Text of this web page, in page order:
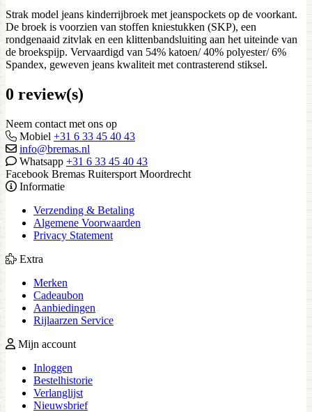
Strak model jeans kinderrijbroek met jeanspockets op de voorkant.
De broek is voorzien van stoffen kniestukken (SKP), een
rondgenaaid zitvlak en een klittenbandsluiting aan het uiteinde van
de broekspijp. Vervaardigd van 54% katoen/ 40% polyester/ 6%
Spandex, geweven jeans kwaliteit met contrasterend stiksel.
0 review(s)
Neem contact met ons op
Mobiel +31 6 33 45 40 43
info@bremas.nl
Whatsapp +31 6 33 45 40 43
Facebook Bremas Ruitersport Moordrecht
Informatie
Verzending & Betaling
Algemene Voorwaarden
Privacy Statement
Extra
Merken
Cadeaubon
Aanbiedingen
Rijlaarzen Service
Mijn account
Inloggen
Bestelhistorie
Verlanglijst
Nieuwsbrief